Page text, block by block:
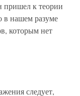
пришел к теории
в нашем разуме
которым нет
следует,